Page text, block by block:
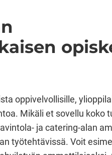
oppivelvollisille,
Mikäli et sovellu koko
ja catering-alan
työtehtävissä. Voit